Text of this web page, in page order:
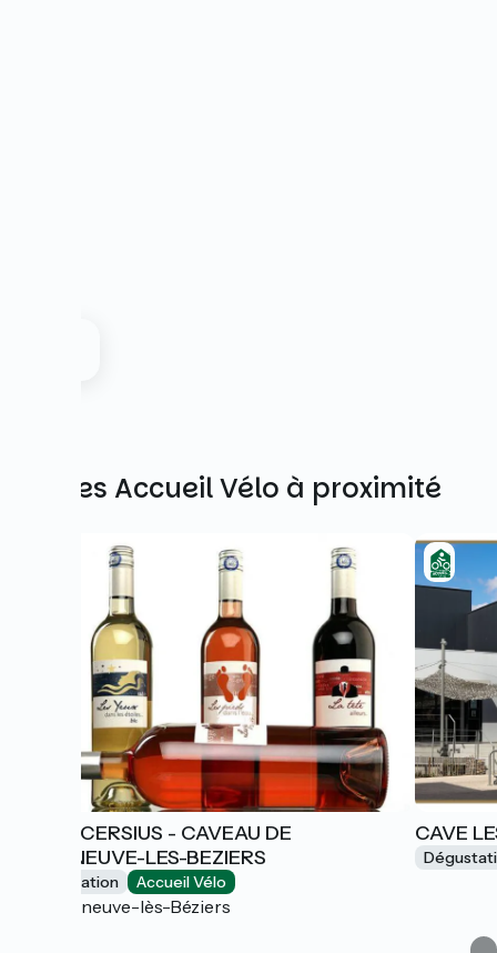
Autres Accueil Vélo à proximité
ALMA CERSIUS - CAVEAU DE
VILLENEUVE-LES-BEZIERS
Dégustation Accueil Vélo
Villeneuve-lès-Béziers
CAVE